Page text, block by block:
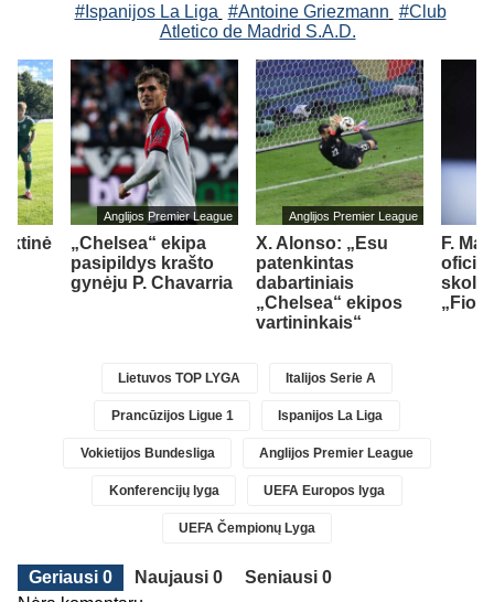
#Ispanijos La Liga #Antoine Griezmann #Club
Atletico de Madrid S.A.D.
Anglijos Premier League
„Chelsea“ ekipa
pasipildys krašto
gynėju P. Chavarria
Anglijos Premier League
X. Alonso: „Esu
patenkintas
dabartiniais
„Chelsea“ ekipos
vartininkais“
F.
Lietuvos TOP LYGA Italijos Serie A
Prancūzijos Ligue 1 Ispanijos La Liga
Vokietijos Bundesliga Anglijos Premier League
Konferencijų lyga UEFA Europos lyga
UEFA Čempionų Lyga
Geriausi 0 Naujausi 0
Seniausi 0